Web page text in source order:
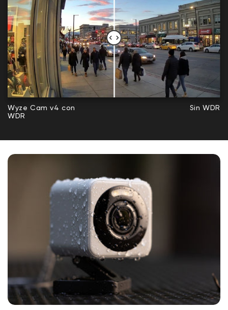
Wyze Cam v4 con
WDR
Sin WDR